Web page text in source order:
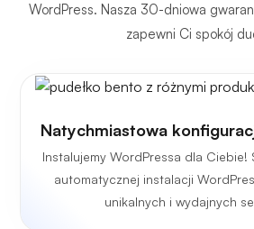
WordPress. Nasza 30-dniowa
zapewni Ci spokój
Natychmiastowa
Instalujemy WordPressa dla Ciebie!
automatycznej instalacji
unikalnych i wydajnych